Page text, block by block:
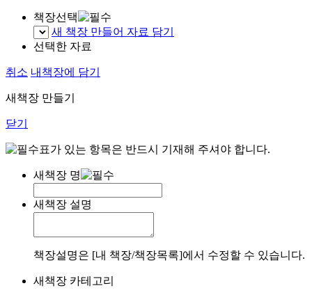
책장선택
새 책장 만들어 자료 담기
선택한 자료
취소 내책장에 담기
새책장 만들기
닫기
표가 있는 항목은 반드시 기재해 주셔야 합니다.
새책장 명
새책장 설명
책장설명은 [내 책장/책장목록]에서 수정할 수 있습니다.
새책장 카테고리